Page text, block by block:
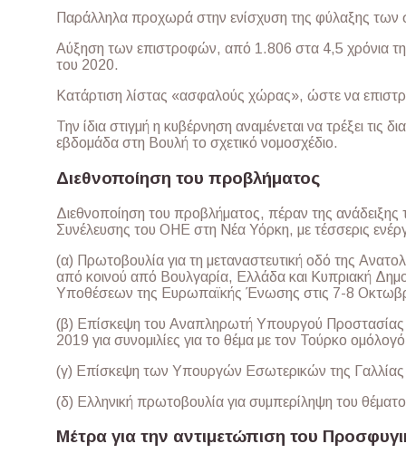
Παράλληλα προχωρά στην ενίσχυση της φύλαξης
Αύξηση των επιστροφών, από 1.806 στα 4,5 χρόνια
του 2020.
Κατάρτιση λίστας «ασφαλούς χώρας», ώστε να
Την ίδια στιγμή η κυβέρνηση αναμένεται να τρέξει τις
εβδομάδα στη Βουλή το σχετικό νομοσχέδιο.
Διεθνοποίηση του προβλήματος
Διεθνοποίηση του προβλήματος, πέραν της
Συνέλευσης του ΟΗΕ στη Νέα Υόρκη, με τέσσερις
(α) Πρωτοβουλία για τη μεταναστευτική οδό της
από κοινού από Βουλγαρία, Ελλάδα και Κυπριακή
Υποθέσεων της Ευρωπαϊκής Ένωσης στις 7-8
(β) Επίσκεψη του Αναπληρωτή Υπουργού Προστασίας
2019 για συνομιλίες για το θέμα με τον Τούρκο
(γ) Επίσκεψη των Υπουργών Εσωτερικών της Γαλλίας
(δ) Ελληνική πρωτοβουλία για συμπερίληψη του
Μέτρα για την αντιμετώπιση του